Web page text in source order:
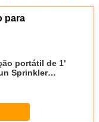
para
portátil de 1'
Sprinkler